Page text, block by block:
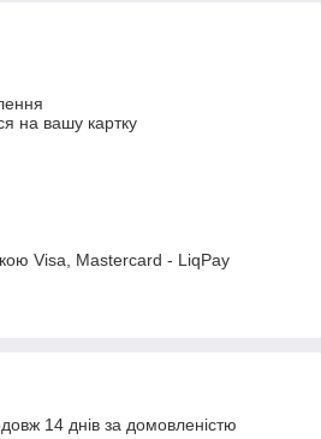
на вашу картку
Visa, Mastercard - LiqPay
14 днів за домовленістю